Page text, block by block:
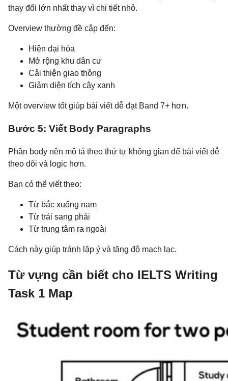
thay đổi lớn nhất thay vì chi tiết nhỏ.
Overview thường đề cập đến:
Hiện đại hóa
Mở rộng khu dân cư
Cải thiện giao thông
Giảm diện tích cây xanh
Một overview tốt giúp bài viết dễ đạt Band 7+ hơn.
Bước 5: Viết Body Paragraphs
Phần body nên mô tả theo thứ tự không gian để bài viết dễ
theo dõi và logic hơn.
Bạn có thể viết theo:
Từ bắc xuống nam
Từ trái sang phải
Từ trung tâm ra ngoài
Cách này giúp tránh lặp ý và tăng độ mạch lạc.
Từ vựng cần biết cho IELTS Writing
Task 1 Map